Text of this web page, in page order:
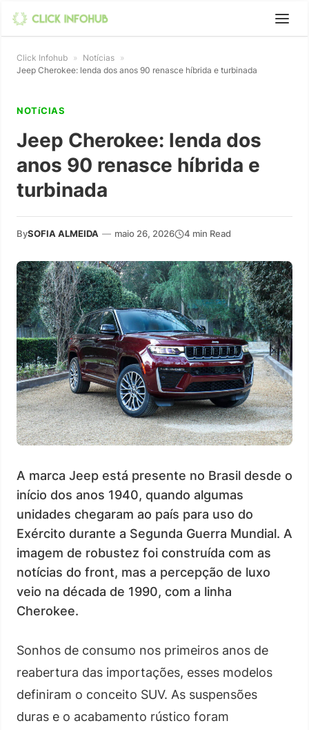
Click Infohub » Notícias »
Jeep Cherokee: lenda dos anos 90 renasce híbrida e turbinada
NOTíCIAS
Jeep Cherokee: lenda dos
anos 90 renasce híbrida e
turbinada
BySOFIA ALMEIDA — maio 26, 2026 4 min Read
A marca Jeep está presente no Brasil desde o
início dos anos 1940, quando algumas
unidades chegaram ao país para uso do
Exército durante a Segunda Guerra Mundial. A
imagem de robustez foi construída com as
notícias do front, mas a percepção de luxo
veio na década de 1990, com a linha
Cherokee.
Sonhos de consumo nos primeiros anos de
reabertura das importações, esses modelos
definiram o conceito SUV. As suspensões
duras e o acabamento rústico foram